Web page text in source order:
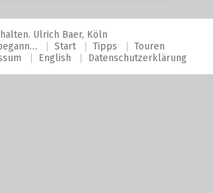
Ulrich Baer, Köln
Start Tipps
Touren
English Datenschutzerklärung